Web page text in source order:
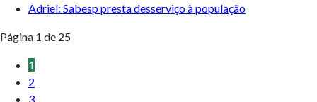
Adriel: Sabesp presta desserviço à população
Página 1 de 25
1
2
3